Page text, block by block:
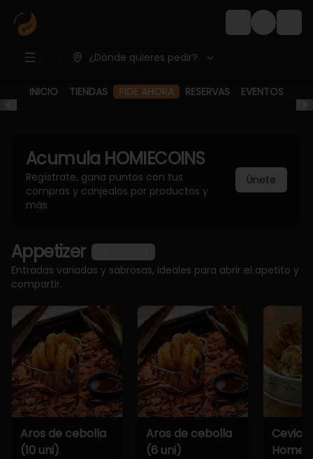
Login
¿Dónde quieres pedir?
INICIO TIENDAS PIDE AHORA RESERVAS EVENTOS
Acumula HOMIECOINS
Regístrate, gana puntos con tus
compras y canjealos por productos y
más
Únete
Appetizer
Entradas variadas y sabrosas, ideales para abrir el apetito y
compartir.
Aros de cebolla
(10 uni)
Aros de cebolla
(6 uni)
Home